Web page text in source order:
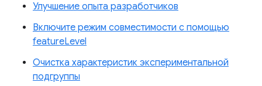
Улучшение опыта разработчиков
Включите режим совместимости с помощью
featureLevel
Очистка характеристик экспериментальной
подгруппы